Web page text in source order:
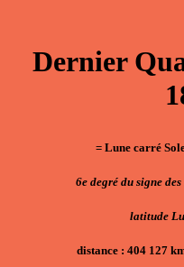
Dernier
= Lune carré
6e degré du signe
latitude
distance : 404 127